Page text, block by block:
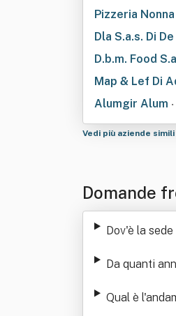
Pizzeria
Dla S.a.s. Di
D.b.m. Food
Map & Lef Di
Alumgir Alum
Vedi più aziende simili
Domande
Dov'è la
Da quanti
Qual è